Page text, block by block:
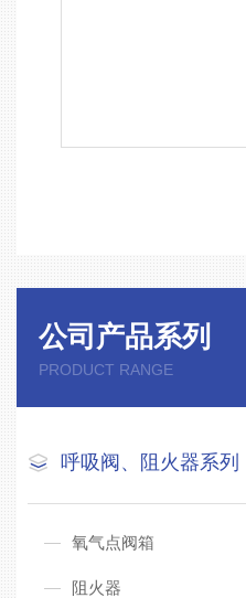
公司产品系列
PRODUCT RANGE
呼吸阀、阻火器系列
氧气点阀箱
阻火器